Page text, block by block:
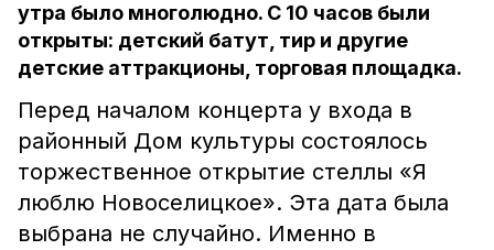
утра было многолюдно. С 10 часов были
открыты: детский батут, тир и другие
детские аттракционы, торговая площадка.
Перед началом концерта у входа в
районный Дом культуры состоялось
торжественное открытие стеллы «Я
люблю Новоселицкое». Эта дата была
выбрана не случайно. Именно в